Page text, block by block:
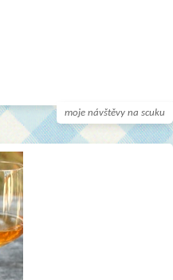
moje návštěvy na scuku